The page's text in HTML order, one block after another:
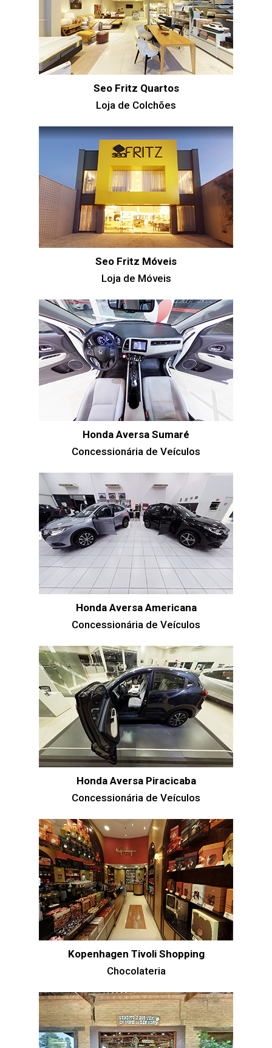
Seo Fritz Quartos
Loja de Colchões
Seo Fritz Móveis
Loja de Móveis
Honda Aversa Sumaré
Concessionária de Veículos
Honda Aversa Americana
Concessionária de Veículos
Honda Aversa Piracicaba
Concessionária de Veículos
Kopenhagen Tivoli Shopping
Chocolateria